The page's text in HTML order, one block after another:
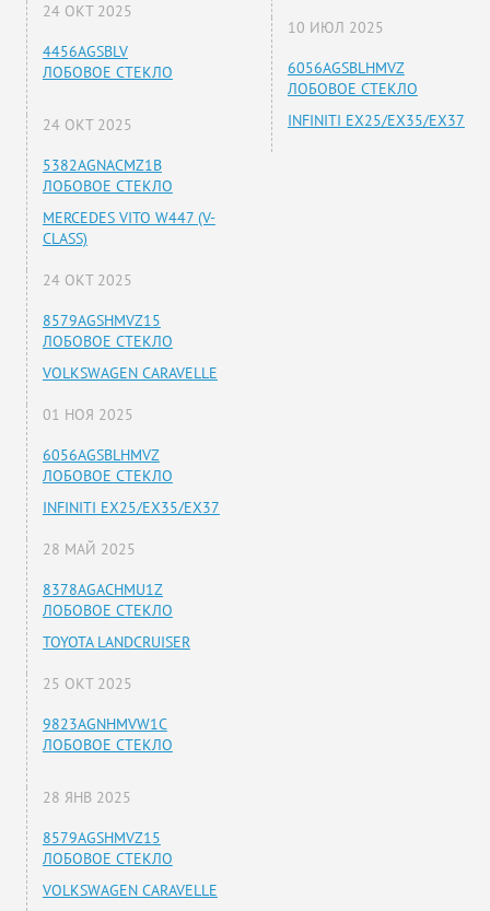
24 ОКТ 2025
4456AGSBLV
ЛОБОВОЕ СТЕКЛО
24 ОКТ 2025
5382AGNACMZ1B
ЛОБОВОЕ СТЕКЛО
MERCEDES VITO W447 (V-
CLASS)
24 ОКТ 2025
8579AGSHMVZ15
ЛОБОВОЕ СТЕКЛО
VOLKSWAGEN CARAVELLE
01 НОЯ 2025
6056AGSBLHMVZ
ЛОБОВОЕ СТЕКЛО
INFINITI EX25/EX35/EX37
28 МАЙ 2025
8378AGACHMU1Z
ЛОБОВОЕ СТЕКЛО
TOYOTA LANDCRUISER
25 ОКТ 2025
9823AGNHMVW1C
ЛОБОВОЕ СТЕКЛО
28 ЯНВ 2025
8579AGSHMVZ15
ЛОБОВОЕ СТЕКЛО
VOLKSWAGEN CARAVELLE
10 ИЮЛ 2025
6056AGSBLHMVZ
ЛОБОВОЕ СТЕКЛО
INFINITI EX25/EX35/EX37